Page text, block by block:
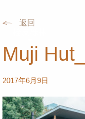
返回
Muji
2017年6月9日